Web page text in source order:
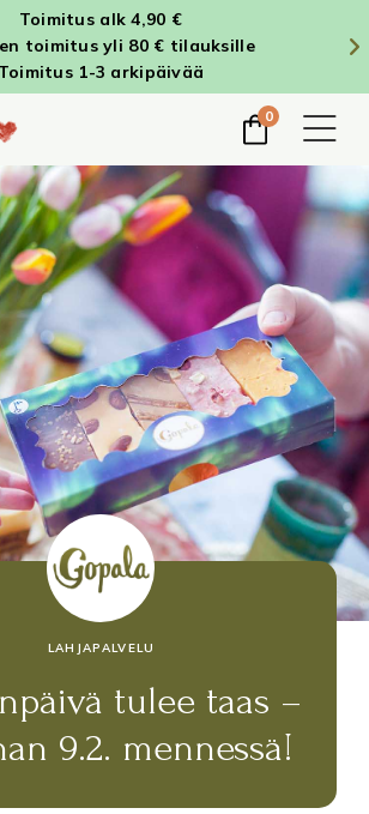
Toimitus alk 4,90 €
toimitus yli 80 € tilauksille
Toimitus 1-3 arkipäivää
0
LAHJAPALVELU
tulee taas –
9.2. mennessä!